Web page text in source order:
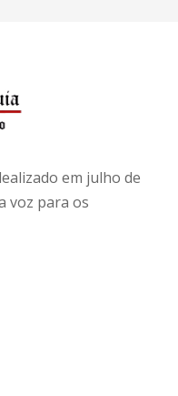
em julho de
voz para os